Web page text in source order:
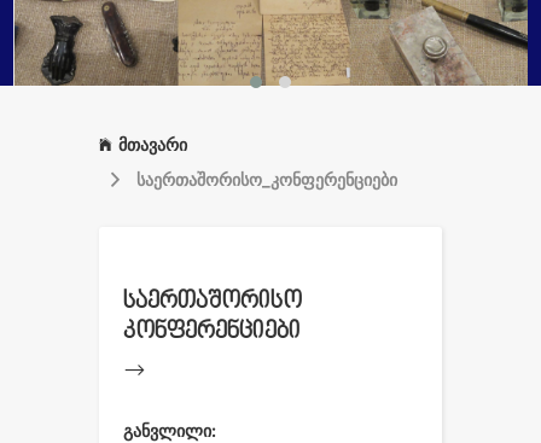
მთავარი
საერთაშორისო_კონფერენციები
საერთაშორისო
კონფერენციები
-->
განვლილი: